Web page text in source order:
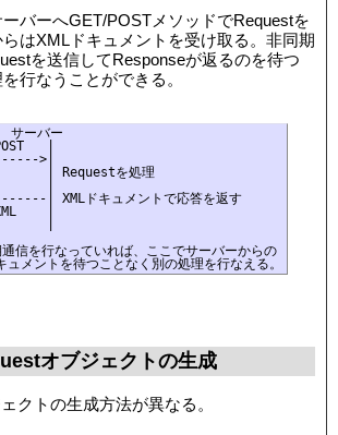
バーへGET/POSTメソッドでRequestを
はXMLドキュメントを受け取る。非同期
を送信してResponseが返るのを待つ
行なうことができる。
サーバー
|
>|
| Requestを処理
| XMLドキュメントで応答を返す
|
信を行なっていれば、ここでサーバーからの
オブジェクトの生成
クトの生成方法が異なる。